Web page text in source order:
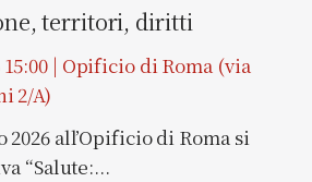
territori, diritti
15:00 | Opificio di Roma (via
2/A)
2026 all’Opificio di Roma si
“Salute:...